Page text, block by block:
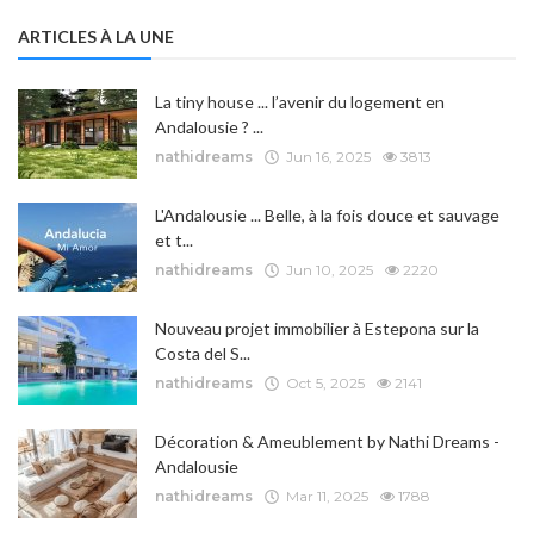
ARTICLES À LA UNE
La tiny house ... l’avenir du logement en
Andalousie ? ...
nathidreams Jun 16, 2025 3813
L'Andalousie ... Belle, à la fois douce et sauvage
et t...
nathidreams Jun 10, 2025 2220
Nouveau projet immobilier à Estepona sur la
Costa del S...
nathidreams Oct 5, 2025 2141
Décoration & Ameublement by Nathi Dreams -
Andalousie
nathidreams Mar 11, 2025 1788